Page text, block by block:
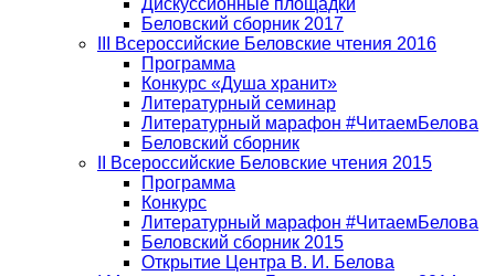
Беловский сборник 2017
III Всероссийские Беловские чтения 2016
Программа
Конкурс «Душа хранит»
Литературный семинар
Литературный марафон #ЧитаемБелова
Беловский сборник
II Всероссийские Беловские чтения 2015
Программа
Конкурс
Литературный марафон #ЧитаемБелова
Беловский сборник 2015
Открытие Центра В. И. Белова